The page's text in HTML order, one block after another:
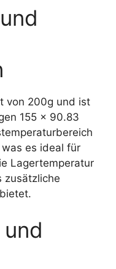
von 200g und ist
155 x 90.83
es ideal für
Lagertemperatur
zusätzliche